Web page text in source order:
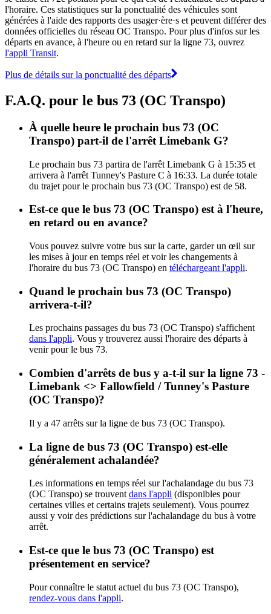
l'horaire. Ces statistiques sur la ponctualité des véhicules sont
générées à l'aide des rapports des usager·ère·s et peuvent différer des
données officielles du réseau OC Transpo. Pour plus d'infos sur les
départs en avance, à l'heure ou en retard sur la ligne 73, ouvrez
l'appli Transit.
Plus de détails sur la ponctualité des départs
F.A.Q. pour le bus 73 (OC Transpo)
À quelle heure le prochain bus 73 (OC
Transpo) part-il de l'arrêt Limebank G?
Le prochain bus 73 partira de l'arrêt Limebank G à 15:35 et
arrivera à l'arrêt Tunney's Pasture C à 16:33. La durée totale
du trajet pour le prochain bus 73 (OC Transpo) est de 58.
Est-ce que le bus 73 (OC Transpo) est à l'heure,
en retard ou en avance?
Vous pouvez suivre votre bus sur la carte, garder un œil sur
les mises à jour en temps réel et voir les changements à
l'horaire du bus 73 (OC Transpo) en téléchargeant l'appli.
Quand le prochain bus 73 (OC Transpo)
arrivera-t-il?
Les prochains passages du bus 73 (OC Transpo) s'affichent
dans l'appli. Vous y trouverez aussi l'horaire des départs à
venir pour le bus 73.
Combien d'arrêts de bus y a-t-il sur la ligne 73 -
Limebank <​> Fallowfield / Tunney's Pasture
(OC Transpo)?
Il y a 47 arrêts sur la ligne de bus 73 (OC Transpo).
La ligne de bus 73 (OC Transpo) est-elle
généralement achalandée?
Les informations en temps réel sur l'achalandage du bus 73
(OC Transpo) se trouvent dans l'appli (disponibles pour
certaines villes et certains trajets seulement). Vous pourrez
aussi y voir des prédictions sur l'achalandage du bus à votre
arrêt.
Est-ce que le bus 73 (OC Transpo) est
présentement en service?
Pour connaître le statut actuel du bus 73 (OC Transpo),
rendez-vous dans l'appli.